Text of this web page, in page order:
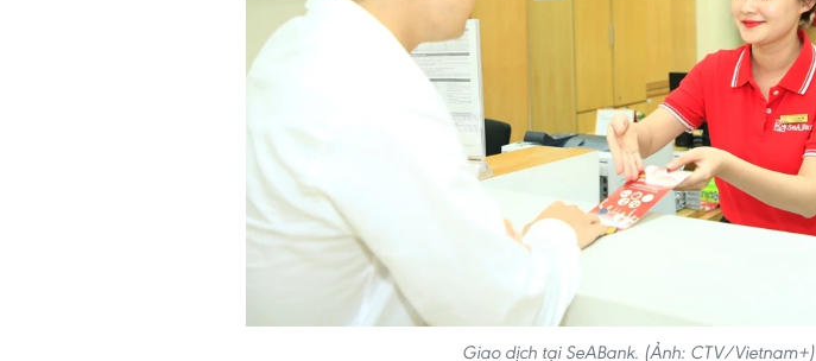
Giao dịch tại SeABank. (Ảnh: CTV/Vietnam+)